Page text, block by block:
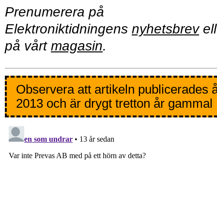
Prenumerera på
Elektroniktidningens nyhetsbrev
på vårt magasin.
Observera att artikeln publicerades
2013 och är drygt tretton år gammal